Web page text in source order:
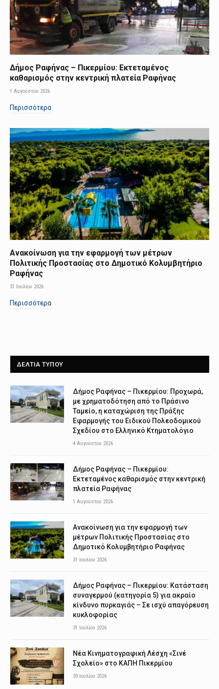
Δήμος Ραφήνας – Πικερμίου: Εκτεταμένος
καθαρισμός στην κεντρική πλατεία Ραφήνας
1 Αυγούστου 2026
Περισσότερα
Ανακοίνωση για την εφαρμογή των μέτρων
Πολιτικής Προστασίας στο Δημοτικό Κολυμβητήριο
Ραφήνας
31 Ιουλίου 2026
Περισσότερα
ΔΕΛΤΙΑ ΤΥΠΟΥ
Δήμος Ραφήνας – Πικερμίου: Προχωρά,
με χρηματοδότηση από το Πράσινο
Ταμείο, η καταχώριση της Πράξης
Εφαρμογής του Ειδικού Πολεοδομικού
Σχεδίου στο Ελληνικό Κτηματολόγιο
4 Αυγούστου 2026
Δήμος Ραφήνας – Πικερμίου:
Εκτεταμένος καθαρισμός στην κεντρική
πλατεία Ραφήνας
1 Αυγούστου 2026
Ανακοίνωση για την εφαρμογή των
μέτρων Πολιτικής Προστασίας στο
Δημοτικό Κολυμβητήριο Ραφήνας
31 Ιουλίου 2026
Δήμος Ραφήνας – Πικερμίου: Κατάσταση
συναγερμού (κατηγορία 5) για ακραίο
κίνδυνο πυρκαγιάς – Σε ισχύ απαγόρευση
κυκλοφορίας
31 Ιουλίου 2026
Νέα Κινηματογραφική Λέσχη «Σινέ
Σχολείο» στο ΚΑΠΗ Πικερμίου
30 Ιουλίου 2026